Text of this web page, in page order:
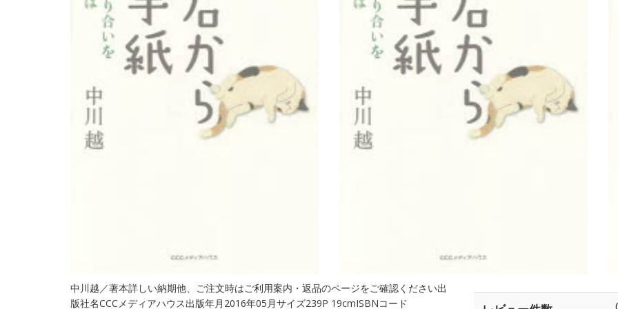
中川越／著本詳しい納期他、ご注文時はご利用案内・返品のページをご確認ください出
版社名CCCメディアハウス出版年月2016年05月サイズ239P 19cmISBNコード